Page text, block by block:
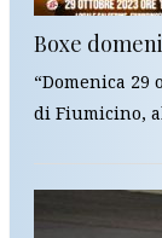
Boxe
“Domenica
di Fiumicino,